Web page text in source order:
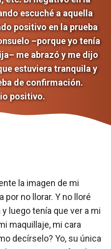
escuché a aquella
positivo en la prueba
–porque yo tenía
me abrazó y me dijo
estuviera tranquila y
de confirmación.
positivo.
la imagen de mi
no llorar. Y no lloré
luego tenía que ver a mi
maquillaje, mi cara
decírselo? Yo, su única